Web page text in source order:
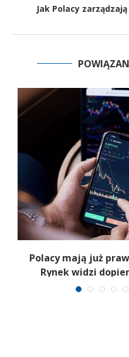
Jak Polacy
Polacy mają już
Rynek widzi